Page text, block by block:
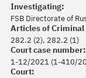
Investigating:
FSB Directorate of
Articles of Criminal
282.2 (2), 282.2 (1)
Court case number:
1-12/2021 (1-410/
Court: